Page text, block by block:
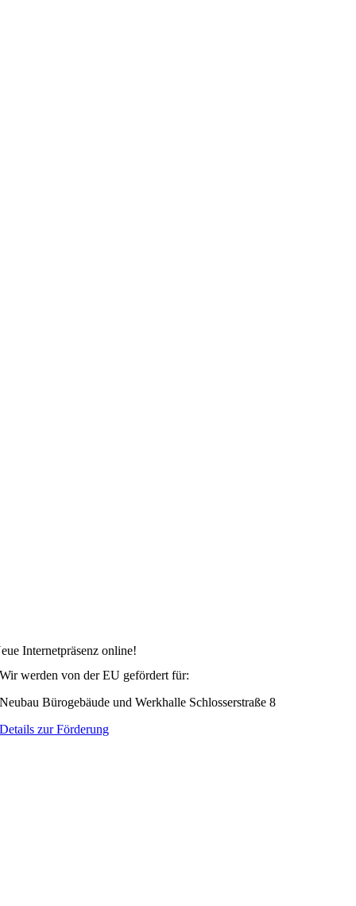
Internetpräsenz online!
Wir werden von der EU gefördert für:
Neubau Bürogebäude und Werkhalle Schlosserstraße 8
Details zur Förderung